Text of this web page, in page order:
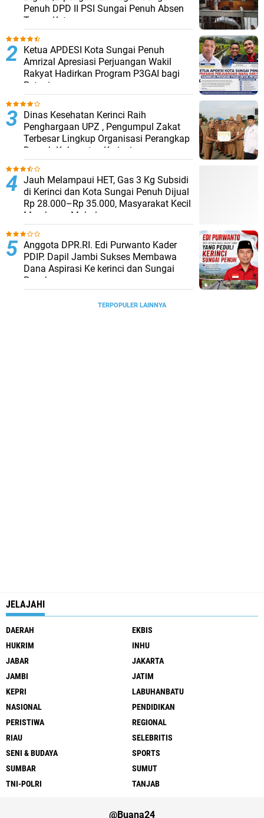
Penuh DPD II PSI Sungai Penuh Absen
Tanpa Keterangan
Ketua APDESI Kota Sungai Penuh
Amrizal Apresiasi Perjuangan Wakil
Rakyat Hadirkan Program P3GAI bagi
Petani
Dinas Kesehatan Kerinci Raih
Penghargaan UPZ , Pengumpul Zakat
Terbesar Lingkup Organisasi Perangkap
Daerah Kabupaten Kerinci.
Jauh Melampaui HET, Gas 3 Kg Subsidi
di Kerinci dan Kota Sungai Penuh Dijual
Rp 28.000–Rp 35.000, Masyarakat Kecil
Membayar Mahal
Anggota DPR.RI. Edi Purwanto Kader
PDIP. Dapil Jambi Sukses Membawa
Dana Aspirasi Ke kerinci dan Sungai
Penuh
TERPOPULER LAINNYA
JELAJAHI
DAERAH
EKBIS
HUKRIM
INHU
JABAR
JAKARTA
JAMBI
JATIM
KEPRI
LABUHANBATU
NASIONAL
PENDIDIKAN
PERISTIWA
REGIONAL
RIAU
SELEBRITIS
SENI & BUDAYA
SPORTS
SUMBAR
SUMUT
TNI-POLRI
TANJAB
@Buana24